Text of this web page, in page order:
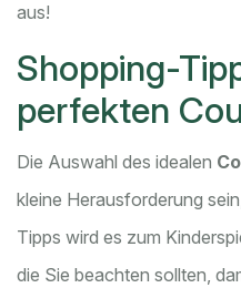
aus!
Shopping-
perfekten
Die Auswahl des idealen
kleine Herausforderung
Tipps wird es zum
die Sie beachten sollten,